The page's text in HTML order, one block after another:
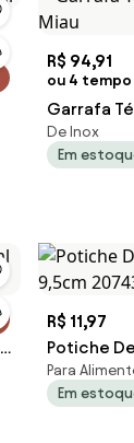
R$ 94,91
ou 4 tempo
Garrafa
Miau
De Inox
Em
R$ 11,97
Potiche
9,5cm
Para
Em